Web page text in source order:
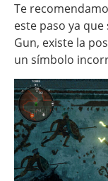
Te
este paso ya
Gun, existe la
un símbolo